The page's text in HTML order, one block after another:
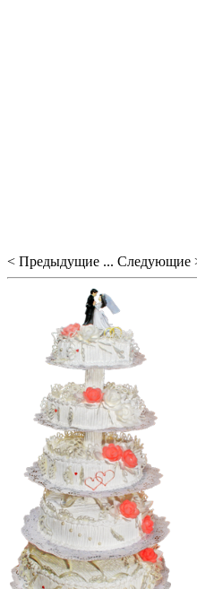
< Предыдущие ... Следующие